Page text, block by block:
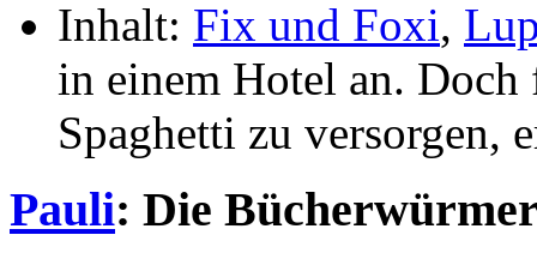
Inhalt: Fix und Foxi,
in einem Hotel an.
Spaghetti zu versorgen,
Pauli: Die